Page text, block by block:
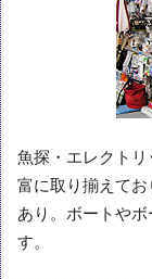
魚探・エレクト
富に取り揃えて
あり。ボートや
す。